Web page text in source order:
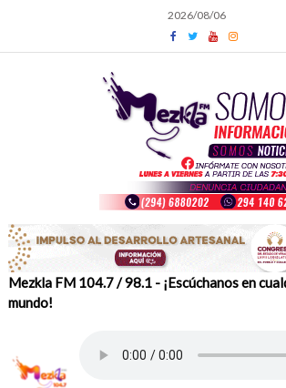
content
2026/08/06
Mezkla FM 104.7 / 98.1 - ¡Escúchanos en
mundo!